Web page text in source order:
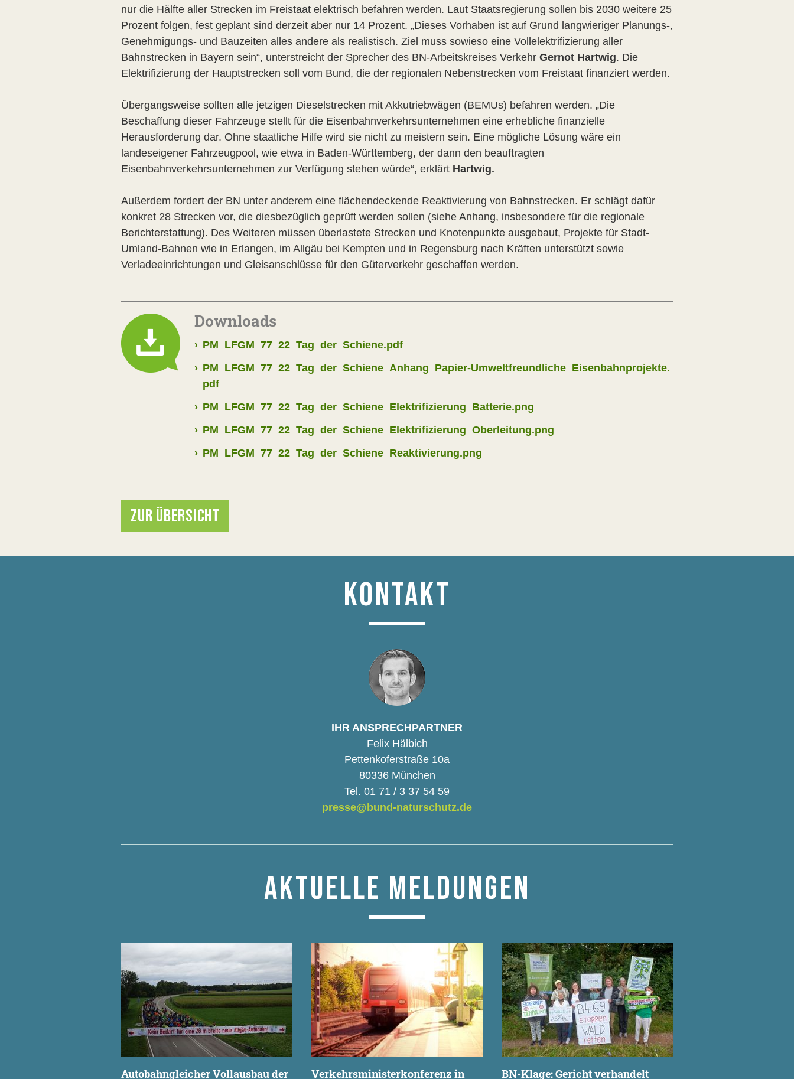
nur die Hälfte aller Strecken im Freistaat elektrisch befahren werden. Laut Staatsregierung sollen bis 2030 weitere 25
Prozent folgen, fest geplant sind derzeit aber nur 14 Prozent. „Dieses Vorhaben ist auf Grund langwieriger Planungs-,
Genehmigungs- und Bauzeiten alles andere als realistisch. Ziel muss sowieso eine Vollelektrifizierung aller
Bahnstrecken in Bayern sein“, unterstreicht der Sprecher des BN-Arbeitskreises Verkehr Gernot Hartwig. Die
Elektrifizierung der Hauptstrecken soll vom Bund, die der regionalen Nebenstrecken vom Freistaat finanziert werden.
Übergangsweise sollten alle jetzigen Dieselstrecken mit Akkutriebwägen (BEMUs) befahren werden. „Die
Beschaffung dieser Fahrzeuge stellt für die Eisenbahnverkehrsunternehmen eine erhebliche finanzielle
Herausforderung dar. Ohne staatliche Hilfe wird sie nicht zu meistern sein. Eine mögliche Lösung wäre ein
landeseigener Fahrzeugpool, wie etwa in Baden-Württemberg, der dann den beauftragten
Eisenbahnverkehrsunternehmen zur Verfügung stehen würde“, erklärt Hartwig.
Außerdem fordert der BN unter anderem eine flächendeckende Reaktivierung von Bahnstrecken. Er schlägt dafür
konkret 28 Strecken vor, die diesbezüglich geprüft werden sollen (siehe Anhang, insbesondere für die regionale
Berichterstattung). Des Weiteren müssen überlastete Strecken und Knotenpunkte ausgebaut, Projekte für Stadt-
Umland-Bahnen wie in Erlangen, im Allgäu bei Kempten und in Regensburg nach Kräften unterstützt sowie
Verladeeinrichtungen und Gleisanschlüsse für den Güterverkehr geschaffen werden.
Downloads
› PM_LFGM_77_22_Tag_der_Schiene.pdf
› PM_LFGM_77_22_Tag_der_Schiene_Anhang_Papier-Umweltfreundliche_Eisenbahnprojekte.
pdf
› PM_LFGM_77_22_Tag_der_Schiene_Elektrifizierung_Batterie.png
› PM_LFGM_77_22_Tag_der_Schiene_Elektrifizierung_Oberleitung.png
› PM_LFGM_77_22_Tag_der_Schiene_Reaktivierung.png
ZUR ÜBERSICHT
KONTAKT
IHR ANSPRECHPARTNER
Felix Hälbich
Pettenkoferstraße 10a
80336 München
Tel. 01 71 / 3 37 54 59
presse@bund-naturschutz.de
AKTUELLE MELDUNGEN
Autobahngleicher Vollausbau der Verkehrsministerkonferenz in BN-Klage: Gericht verhandelt